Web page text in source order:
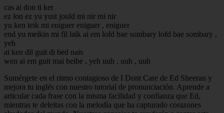
cas ai don ti ker
ez lon ez yu yust jould mi nir mi nir
yu ken teik mi eniguer eniguer , eniguer
end yu meikin mi fil laik ai em lofd bae sombary lofd bae sombary ,
yeh
ai ken dil guit di bed nais
wen ai em guit mai beibe , yeh uuh , uuh , uuh
Sumérgete en el ritmo contagioso de I Dont Care de Ed Sheeran y
mejora tu inglés con nuestro tutorial de pronunciación. Aprende a
articular cada frase con la misma facilidad y confianza que Ed,
mientras te deleitas con la melodía que ha capturado corazones